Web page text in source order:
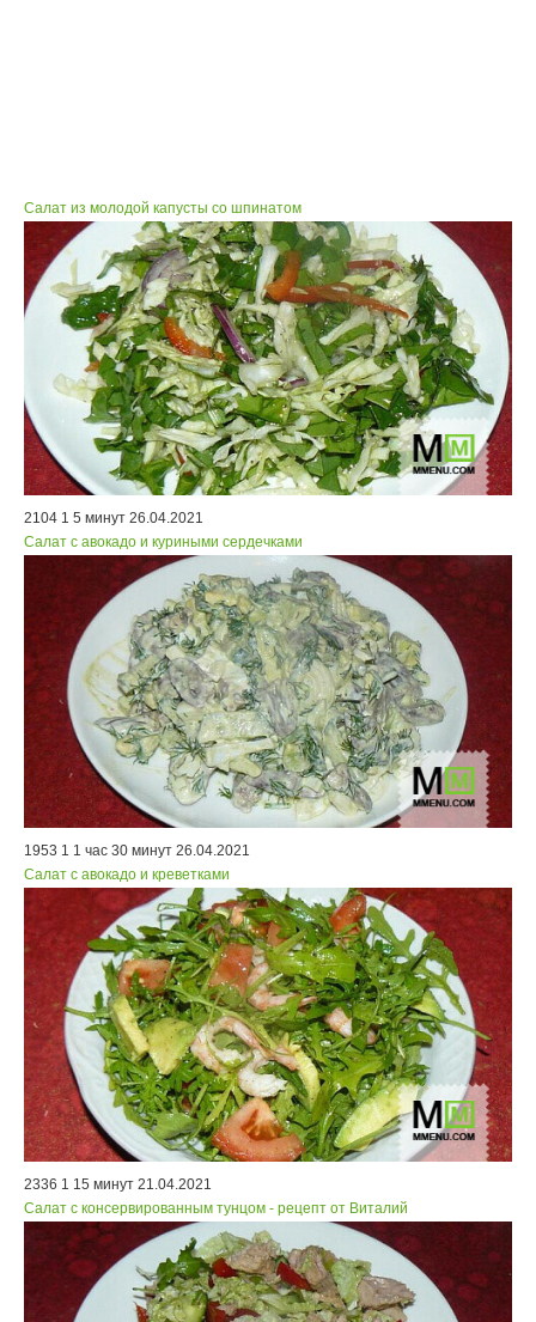
Салат из молодой капусты со шпинатом
2104 1 5 минут 26.04.2021
Салат с авокадо и куриными сердечками
1953 1 1 час 30 минут 26.04.2021
Салат с авокадо и креветками
2336 1 15 минут 21.04.2021
Салат с консервированным тунцом - рецепт от Виталий